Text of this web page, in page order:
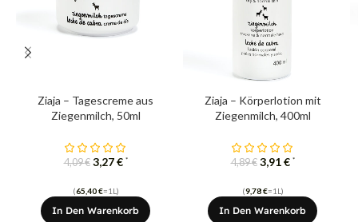
Ziaja – Tagescreme aus
Ziegenmilch, 50ml
4,09€ 3,27€ *
(65,40€=1L)
In Den Warenkorb
Ziaja – Körperlotion mit
Ziegenmilch, 400ml
4,89€ 3,91€ *
(9,78€=1L)
In Den Warenkorb